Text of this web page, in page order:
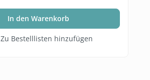
In den Warenkorb
Zu Bestelllisten hinzufügen